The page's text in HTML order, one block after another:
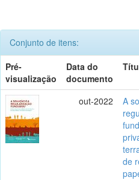
Conjunto de itens:
Pré-
visualização
Data do
documento
out-2022
A
de